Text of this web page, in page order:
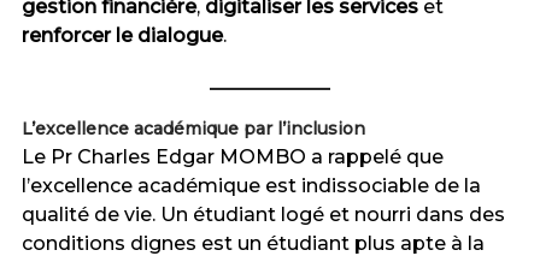
gestion financière, digitaliser les serviceset
renforcer le dialogue.
L’excellence académique par l’inclusion
Le Pr Charles Edgar MOMBO a rappelé que
l’excellence académique est indissociable de la
qualité de vie. Un étudiant logé et nourri dans des
conditions dignes est un étudiant plus apte à la